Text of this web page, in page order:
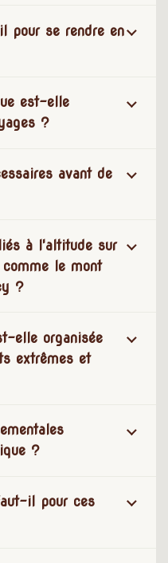
pour se rendre en
est-elle
?
avant de
à l'altitude sur
le mont
?
elle organisée
extrêmes et
?
il pour ces